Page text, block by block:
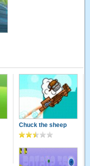
Chuck the sheep